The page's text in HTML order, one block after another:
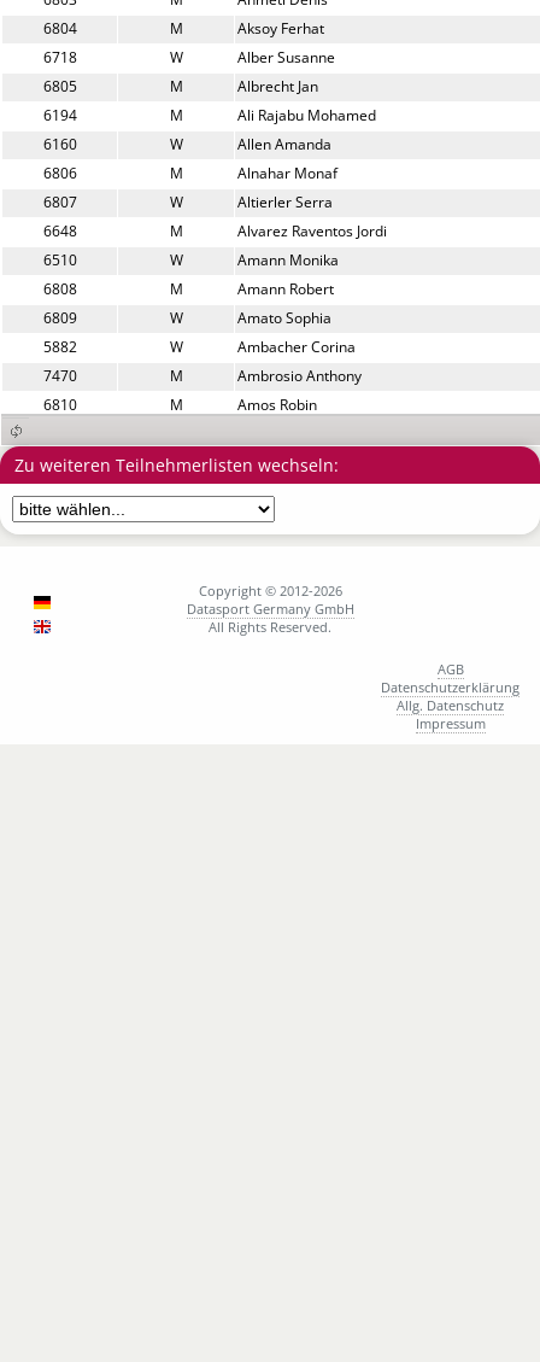
6804
M
Aksoy Ferhat
6718
W
Alber Susanne
6805
M
Albrecht Jan
6194
M
Ali Rajabu Mohamed
6160
W
Allen Amanda
6806
M
Alnahar Monaf
6807
W
Altierler Serra
6648
M
Alvarez Raventos Jordi
6510
W
Amann Monika
6808
M
Amann Robert
6809
W
Amato Sophia
5882
W
Ambacher Corina
7470
M
Ambrosio Anthony
6810
M
Amos Robin
6039
M
Anderson Reiner
5867
M
Andrade Davide
6811
W
Antic Justine
5930
Apel Louisa
6814
Armrbuster Kevin
Zu weiteren Teilnehmerlisten wechseln:
Copyright © 2012-2026
Datasport Germany GmbH
All Rights Reserved.
AGB
Datenschutzerklärung
Allg. Datenschutz
Impressum